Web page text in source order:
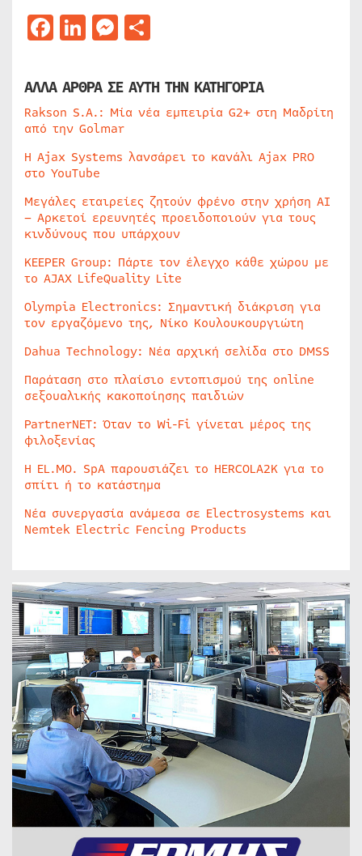
Facebook
LinkedIn
Messenger
ΑΛΛΑ ΑΡΘΡΑ ΣΕ ΑΥΤΗ ΤΗΝ ΚΑΤΗΓΟΡΙΑ
Rakson S.A.: Μία νέα εμπειρία G2+ στη Μαδρίτη
από την Golmar
Η Ajax Systems λανσάρει το κανάλι Ajax PRO
στο YouTube
Μεγάλες εταιρείες ζητούν φρένο στην χρήση AI
– Αρκετοί ερευνητές προειδοποιούν για τους
κινδύνους που υπάρχουν
KEEPER Group: Πάρτε τον έλεγχο κάθε χώρου με
το AJAX LifeQuality Lite
Olympia Electronics: Σημαντική διάκριση για
τον εργαζόμενο της, Νίκο Κουλουκουργιώτη
Dahua Technology: Νέα αρχική σελίδα στο DMSS
Παράταση στο πλαίσιο εντοπισμού της online
σεξουαλικής κακοποίησης παιδιών
PartnerNET: Όταν το Wi-Fi γίνεται μέρος της
φιλοξενίας
Η EL.MO. SpA παρουσιάζει το HERCOLA2K για το
σπίτι ή το κατάστημα
Νέα συνεργασία ανάμεσα σε Electrosystems και
Nemtek Electric Fencing Products